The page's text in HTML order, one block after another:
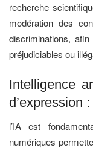
recherche
modération des
discriminations,
préjudiciables ou
Intelligence
d’expression
l’IA est
numériques